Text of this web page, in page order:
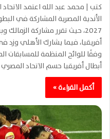
كتب | محمد عبد الله اعتمد
2027، حيث تقرر مشاركة
أفريقيا، فيما يشارك الأهلي وزد
وفقًا للوائح المنظمة للمسابقات
أبطال أفريقيا حسم الاتحاد
أكمل القراءة »